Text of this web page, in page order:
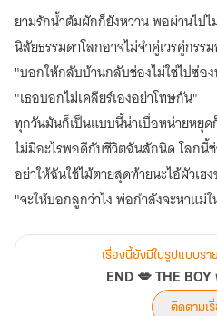
ต
ขา
💋
ยามรักน้ำต้มผักก็ยังหวาน พอผ่านไ
นิสัยธรรมดาโลกอาจไม่จำคู่เวรคู่กร
"บอกให้กลับบ้านกลับช่องไม่ใช่ไปซ่อ
"เธอบอกไม่เคลียร์เองอย่าโทษกัน"
ทุกวันมันก็เป็นแบบนี้น่าเบื่อหน่ายหยุ
ไม่มีอะไรพอดีกับชีวิตฉันสักนิด โลกนี้ช่
อย่าให้ฉันใช้ไม้ตายสุดท้ายนะไอ้ผัวเฮ
เรื่องนี้ยังมีในรูปแบบร
END 💋 THE
ติดตามเ